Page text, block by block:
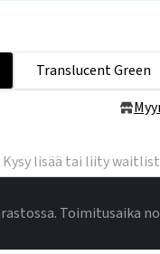
Translucent Green
Kysy lisää tai liity
Toimitusaika